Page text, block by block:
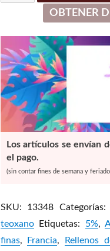
PureSence
1
(2
x
1ml)
cantidad
OBTENER
Los artículos se envían
el pago.
(sin contar fines de semana y
SKU: 13348
teoxano
Etiquetas: 5%,
finas, Francia, Rellenos